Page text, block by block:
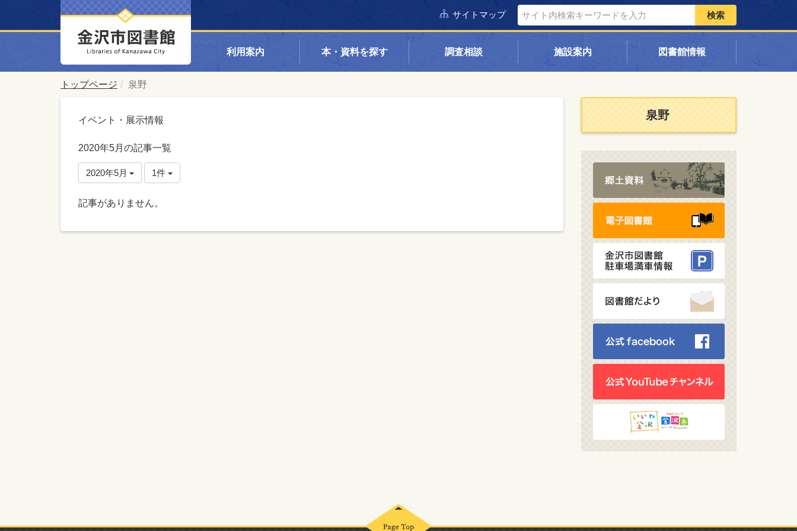
サイトマップ 検索
利用案内 本・資料を探す 調査相談 施設案内 図書館情報
トップページ 泉野
イベント・展示情報
2020年5月の記事一覧
2020年5月 1件
記事がありません。
泉野